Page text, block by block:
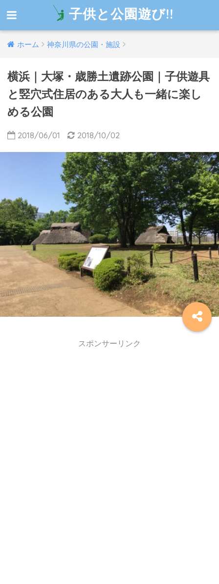
子供と公園遊び!!
ホーム 神奈川県の公園・施設
横浜｜大塚・歳勝土遺跡公園｜子供遊具
と竪穴式住居のある大人も一緒に楽し
める公園
2018/06/01 2018/10/02
スポンサーリンク